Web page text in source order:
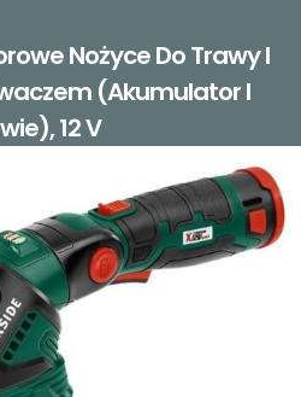
Nożyce Do Trawy I
(akumulator I
12 V